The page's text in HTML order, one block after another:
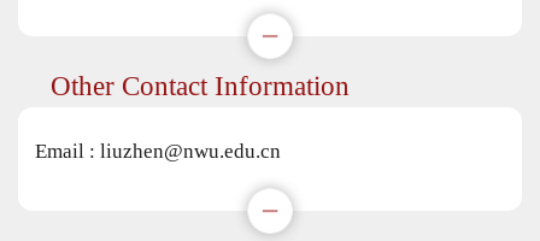
Other Contact Information
Email : liuzhen@nwu.edu.cn